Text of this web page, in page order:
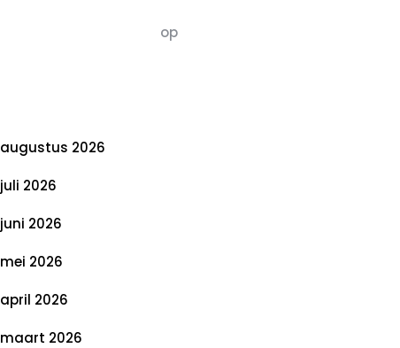
op
augustus 2026
juli 2026
juni 2026
mei 2026
april 2026
maart 2026